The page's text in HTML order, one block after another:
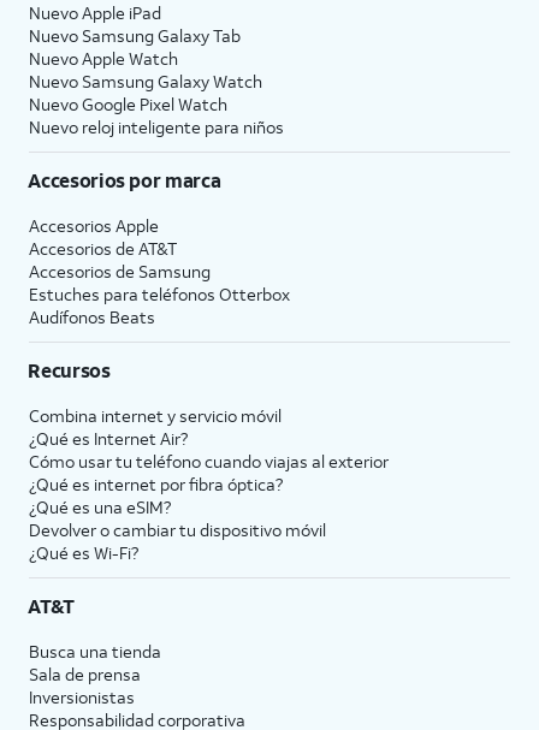
Nuevo Apple iPad
Nuevo Samsung Galaxy Tab
Nuevo Apple Watch
Nuevo Samsung Galaxy Watch
Nuevo Google Pixel Watch
Nuevo reloj inteligente para niños
Accesorios por marca
Accesorios Apple
Accesorios de AT&T
Accesorios de Samsung
Estuches para teléfonos Otterbox
Audífonos Beats
Recursos
Combina internet y servicio móvil
¿Qué es Internet Air?
Cómo usar tu teléfono cuando viajas al exterior
¿Qué es internet por fibra óptica?
¿Qué es una eSIM?
Devolver o cambiar tu dispositivo móvil
¿Qué es Wi-Fi?
AT&T
Busca una tienda
Sala de prensa
Inversionistas
Responsabilidad corporativa